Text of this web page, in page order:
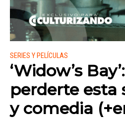
Publicado en:
SERIES Y PELÍCULAS
‘Widow’s
perderte esta
y comedia